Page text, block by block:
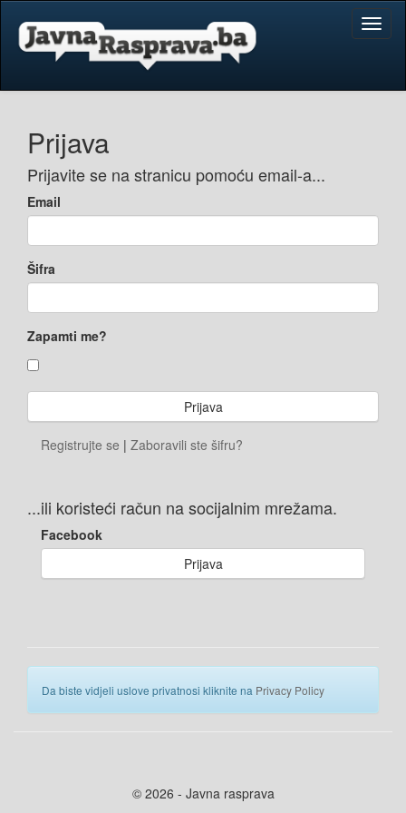
Prijava
Prijavite se na stranicu pomoću email-a...
Email
Šifra
Zapamti me?
Registrujte se | Zaboravili ste šifru?
...ili koristeći račun na socijalnim mrežama.
Facebook
Prijava
Da biste vidjeli uslove privatnosi kliknite na Privacy Policy
© 2026 - Javna rasprava